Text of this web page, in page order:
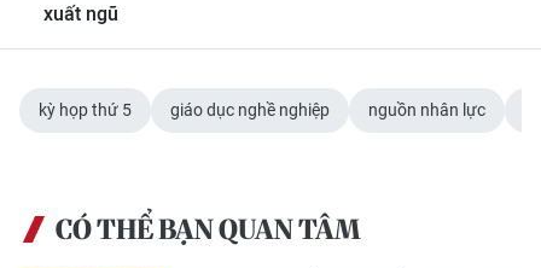
xuất ngũ
kỳ họp thứ 5 giáo dục nghề nghiệp nguồn nhân lực
CÓ THỂ BẠN QUAN TÂM